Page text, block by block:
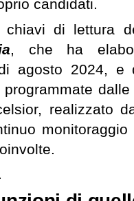
candidati.
chiavi di lettura
, che ha
agosto 2024, e
realizzato